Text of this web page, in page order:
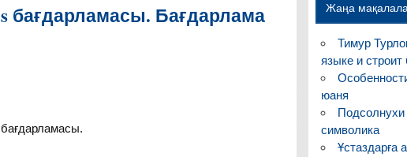
бағдарламасы. Бағдарлама
Жаңа
Тимур
языке и
юаня
Подсолнухи
символика
Ұстаздарға